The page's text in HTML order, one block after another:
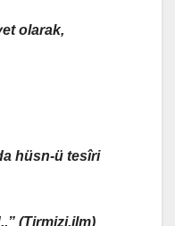
olarak,
hüsn-ü tesîri
(Tirmizi,ilm)